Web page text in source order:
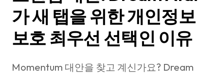
가 새 탭을 위한 개인정보
보호 최우선 선택인 이유
Momentum 대안을 찾고 계신가요? Dream